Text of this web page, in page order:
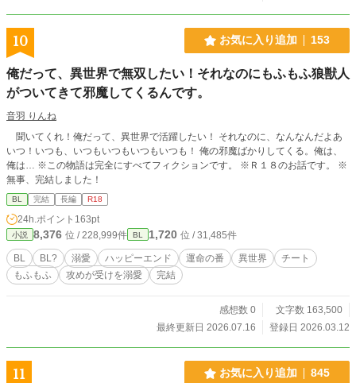
10 お気に入り追加 153
俺だって、異世界で無双したい！それなのにもふもふ狼獣人
がついてきて邪魔してくるんです。
音羽 りんね
聞いてくれ！俺だって、異世界で活躍したい！ それなのに、なんなんだよあ
いつ！いつも、いつもいつもいつもいつも！ 俺の邪魔ばかりしてくる。俺は、
俺は… ※この物語は完全にすべてフィクションです。 ※Ｒ１８のお話です。 ※
無事、完結しました！
BL 完結 長編 R18
24h.ポイント 163pt
小説 8,376 位 / 228,999件 BL 1,720 位 / 31,485件
BL BL? 溺愛 ハッピーエンド 運命の番 異世界
チート
もふもふ
攻めが受けを溺愛 完結
感想数 0
文字数 163,500
最終更新日 2026.07.16
登録日 2026.03.12
11 お気に入り追加 845